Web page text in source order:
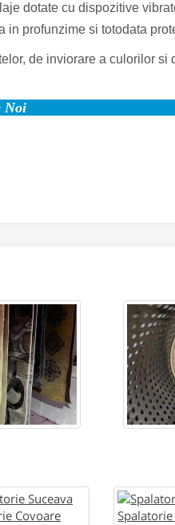
dotate cu dispozitive
profunzime si totodata
de inviorare a culorilor si
Noi